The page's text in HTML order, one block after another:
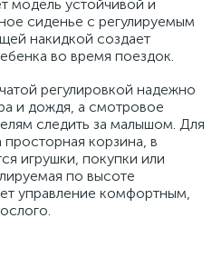
модель устойчивой и
сиденье с регулируемым
накидкой создает
во время поездок.
регулировкой надежно
и дождя, а смотровое
следить за малышом. Для
корзина, в
игрушки, покупки или
по высоте
управление комфортным,